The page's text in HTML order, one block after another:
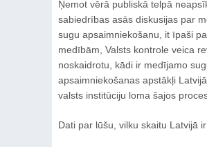
Ņemot vērā publiskā telpā
sabiedrības asās diskusijas par
sugu apsaimniekošanu, it īpaši
medībām, Valsts kontrole veica
noskaidrotu, kādi ir medījamo
apsaimniekošanas apstākļi
valsts institūciju loma šajos
Dati par lūšu, vilku skaitu Latvijā